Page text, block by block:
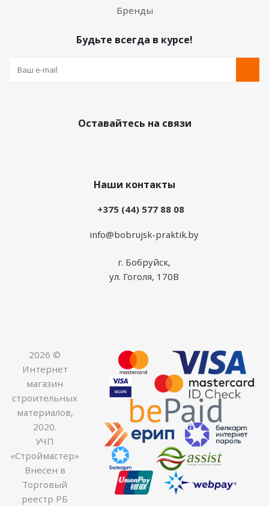
Бренды
Будьте всегда в курсе!
Оставайтесь на связи
Наши контакты
+375 (44) 577 88 08
info@bobrujsk-praktik.by
г. Бобруйск,
ул. Гоголя, 170В
2026 ©
Интернет
магазин
строительных
материалов,
2020.
УЧП
«Строймастер»
Внесен в
Торговый
реестр РБ